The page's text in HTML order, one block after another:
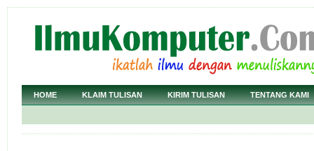
HOME KLAIM TULISAN KIRIM TULISAN TENTANG KAMI